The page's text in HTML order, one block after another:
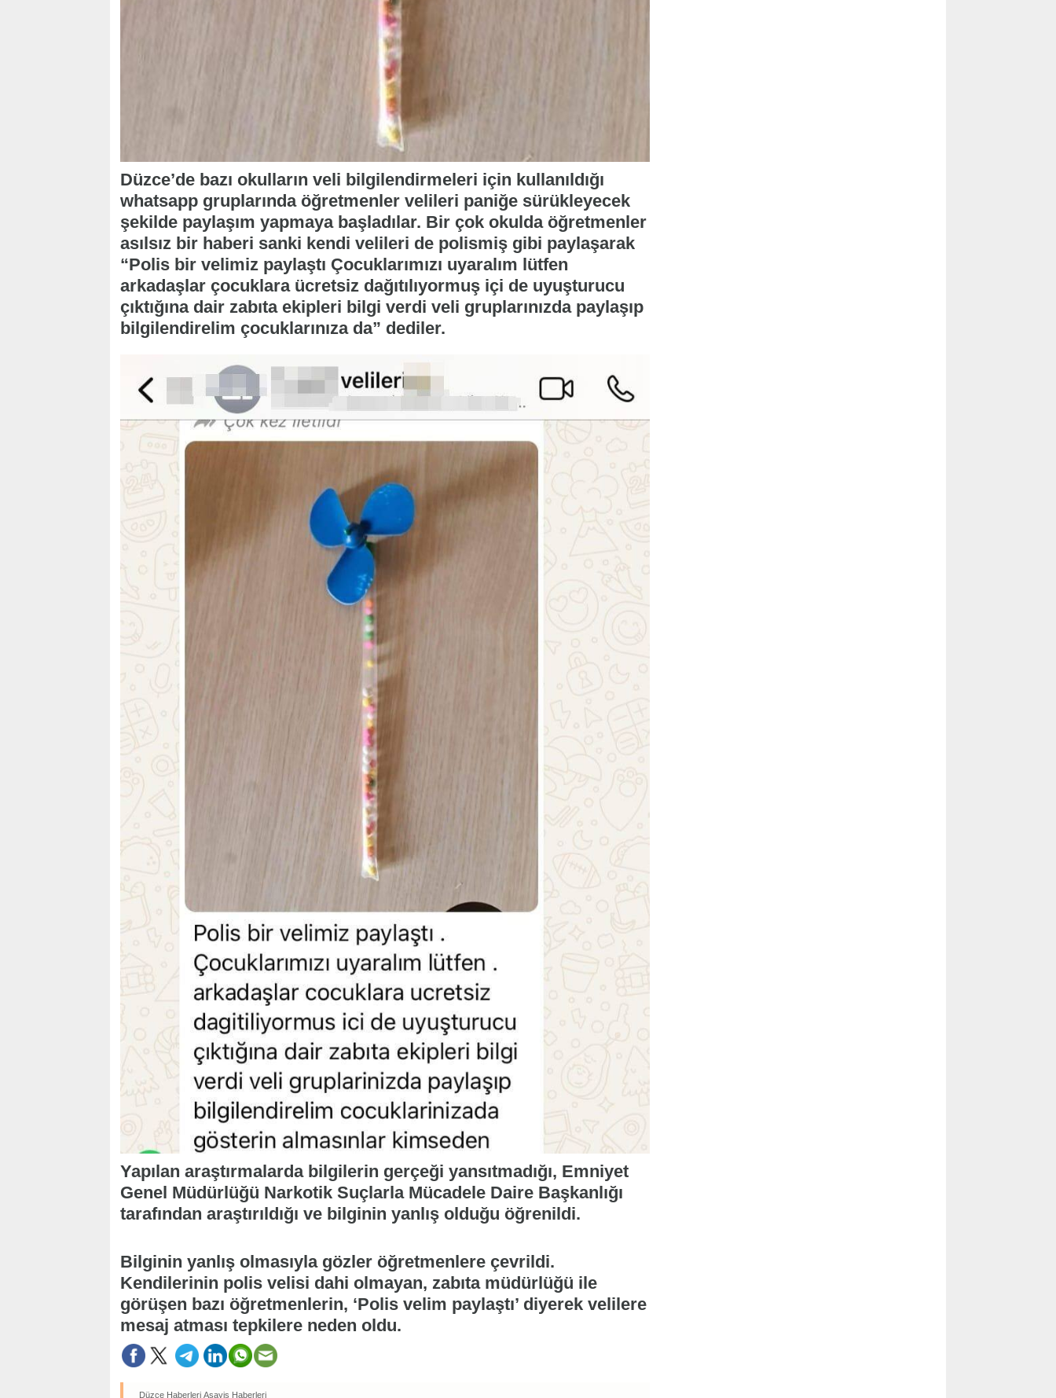
Düzce’de bazı okulların veli bilgilendirmeleri için kullanıldığı
whatsapp gruplarında öğretmenler velileri paniğe sürükleyecek
şekilde paylaşım yapmaya başladılar. Bir çok okulda öğretmenler
asılsız bir haberi sanki kendi velileri de polismiş gibi paylaşarak
“Polis bir velimiz paylaştı Çocuklarımızı uyaralım lütfen
arkadaşlar çocuklara ücretsiz dağıtılıyormuş içi de uyuşturucu
çıktığına dair zabıta ekipleri bilgi verdi veli gruplarınızda paylaşıp
bilgilendirelim çocuklarınıza da” dediler.
Yapılan araştırmalarda bilgilerin gerçeği yansıtmadığı, Emniyet
Genel Müdürlüğü Narkotik Suçlarla Mücadele Daire Başkanlığı
tarafından araştırıldığı ve bilginin yanlış olduğu öğrenildi.
Bilginin yanlış olmasıyla gözler öğretmenlere çevrildi.
Kendilerinin polis velisi dahi olmayan, zabıta müdürlüğü ile
görüşen bazı öğretmenlerin, ‘Polis velim paylaştı’ diyerek velilere
mesaj atması tepkilere neden oldu.
Düzce Haberleri Asayiş Haberleri